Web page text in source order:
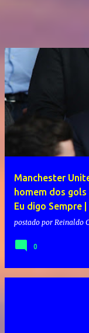
Manchester
homem dos gols
Eu digo Sempre
postado por Reinaldo
0